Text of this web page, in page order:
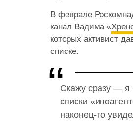
В феврале
канал Вадима «
которых активист
списке.
Скажу сразу — я
списки
наконец-то